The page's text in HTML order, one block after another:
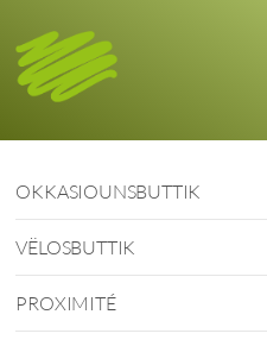
OKKASIOUNSBUTTIK
VËLOSBUTTIK
PROXIMITÉ